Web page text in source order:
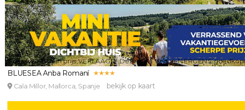
WEEKJE WEEKENDJE ZONVAKANTIES 4 T/M 6, 8, 11 T/M 12 OF 15 DAGEN INCL.
MEGA MALLORCA DEAL! ⚡ Top hotel in levendige
Tijdelijk EXTRA in prijs VERLAAGD! Deze deal vind je NERGENS
BLUESEA Anba Romaní
Cala Millor, Mallorca, Spanje bekijk op kaart